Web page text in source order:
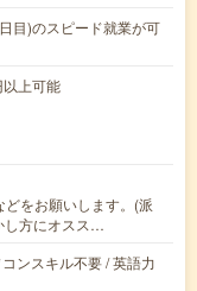
目)のスピード就業が可
上可能
をお願いします。(派
し方にオスス…
ンスキル不要 / 英語力